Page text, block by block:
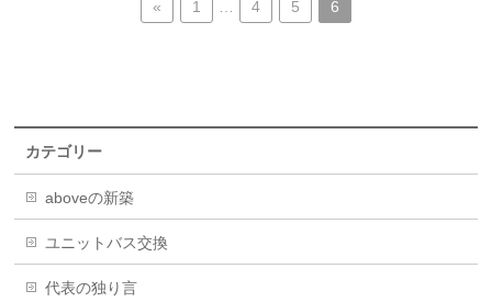
« 1 4 5 6
カテゴリー
aboveの新築
ユニットバス交換
代表の独り言